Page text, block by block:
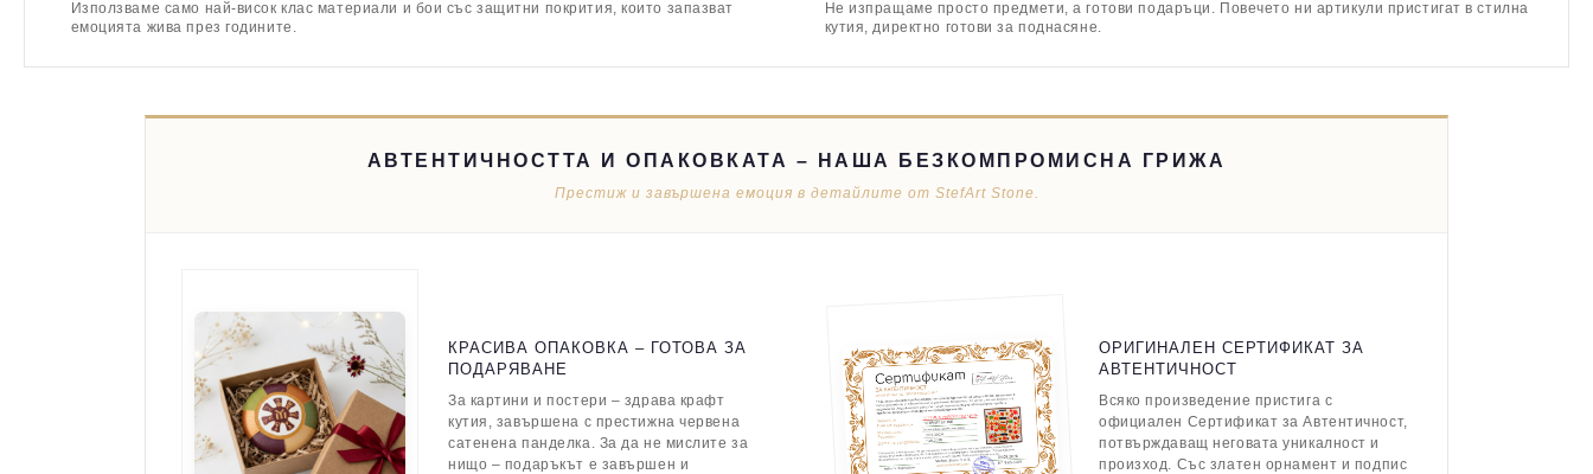
Използваме само най-висок клас материали и бои със защитни покрития, които запазват
емоцията жива през годините.
Не изпращаме просто предмети, а готови подаръци. Повечето ни артикули пристигат в стилна
кутия, директно готови за поднасяне.
АВТЕНТИЧНОСТТА И ОПАКОВКАТА – НАША БЕЗКОМПРОМИСНА ГРИЖА
Престиж и завършена емоция в детайлите от StefArt Stone.
КРАСИВА ОПАКОВКА – ГОТОВА ЗА
ПОДАРЯВАНЕ
За картини и постери – здрава крафт
кутия, завършена с престижна червена
сатенена панделка. За да не мислите за
нищо – подаръкът е завършен и
ОРИГИНАЛЕН СЕРТИФИКАТ ЗА
АВТЕНТИЧНОСТ
Всяко произведение пристига с
официален Сертификат за Автентичност,
потвърждаващ неговата уникалност и
произход. Със златен орнамент и подпис